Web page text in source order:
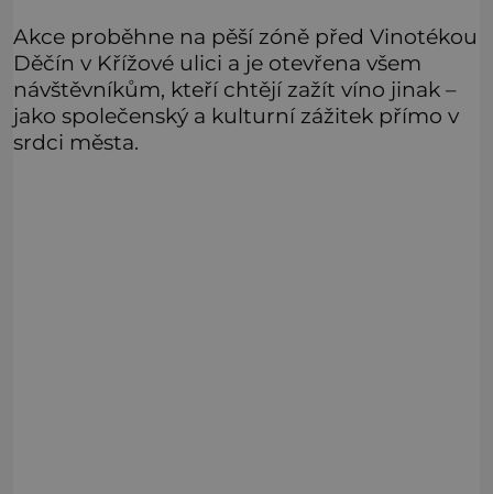
Akce proběhne na pěší zóně před Vinotékou
Děčín v Křížové ulici a je otevřena všem
návštěvníkům, kteří chtějí zažít víno jinak –
jako společenský a kulturní zážitek přímo v
srdci města.